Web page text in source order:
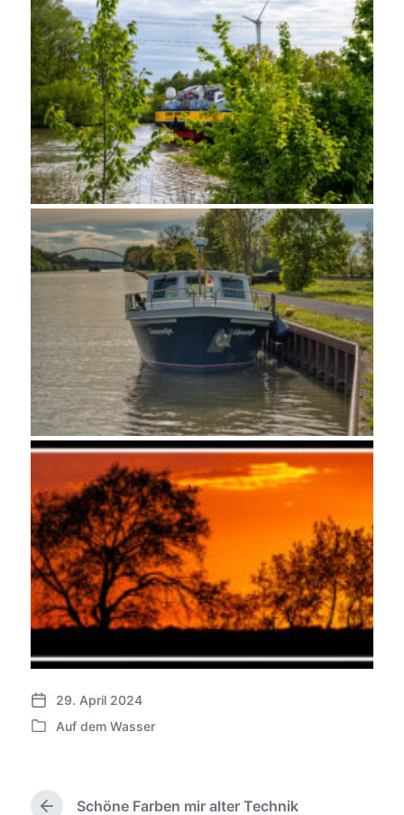
V
e
f
29. April 2024
V
ö
f
Auf dem Wasser
Schöne Farben mir alter Technik